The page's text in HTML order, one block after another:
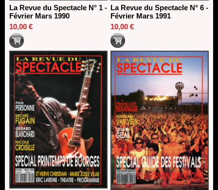
La Revue du Spectacle N° 1 -
Février Mars 1990
10,00 €
La Revue du Spectacle N° 6 -
Février Mars 1991
10,00 €